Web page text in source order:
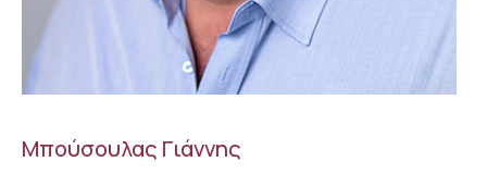
Μπούσουλας Γιάννης